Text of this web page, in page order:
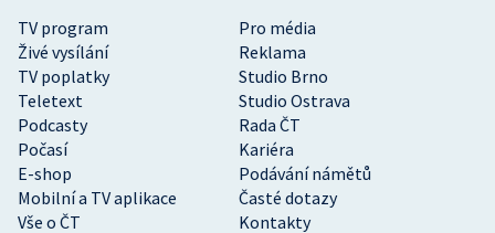
TV program
Pro média
Živé vysílání
Reklama
TV poplatky
Studio Brno
Teletext
Studio Ostrava
Podcasty
Rada ČT
Počasí
Kariéra
E-shop
Podávání námětů
Mobilní a TV aplikace
Časté dotazy
Vše o ČT
Kontakty